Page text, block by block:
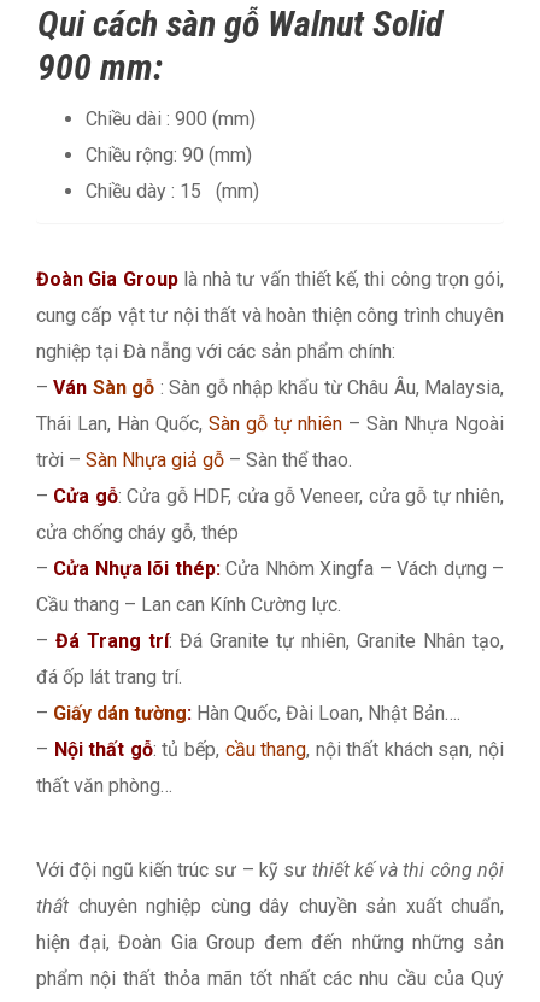
Qui cách sàn gỗ Walnut Solid
900 mm:
Chiều dài : 900 (mm)
Chiều rộng: 90 (mm)
Chiều dày : 15 (mm)
Đoàn Gia Grouplà nhà tư vấn thiết kế, thi công trọn gói,
cung cấp vật tư nội thất và hoàn thiện công trình chuyên
nghiệp tại Đà nẵng với các sản phẩm chính:
–Ván Sàn gỗ : Sàn gỗ nhập khẩu từ Châu Âu, Malaysia,
Thái Lan, Hàn Quốc, Sàn gỗ tự nhiên – Sàn Nhựa Ngoài
trời – Sàn Nhựa giả gỗ – Sàn thể thao.
– Cửa gỗ: Cửa gỗ HDF, cửa gỗ Veneer, cửa gỗ tự nhiên,
cửa chống cháy gỗ, thép
– Cửa Nhựa lõi thép:Cửa Nhôm Xingfa – Vách dựng –
Cầu thang – Lan can Kính Cường lực.
– Đá Trang trí: Đá Granite tự nhiên, Granite Nhân tạo,
đá ốp lát trang trí.
– Giấy dán tường: Hàn Quốc, Đài Loan, Nhật Bản….
– Nội thất gỗ: tủ bếp, cầu thang, nội thất khách sạn, nội
thất văn phòng…
Với đội ngũ kiến trúc sư – kỹ sư thiết kế và thi công nội
thất chuyên nghiệp cùng dây chuyền sản xuất chuẩn,
hiện đại, Đoàn Gia Group đem đến những những sản
phẩm nội thất thỏa mãn tốt nhất các nhu cầu của Quý